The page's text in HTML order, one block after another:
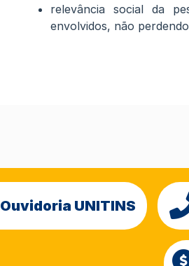
relevância social da
envolvidos, não
Ouvidoria UNITINS